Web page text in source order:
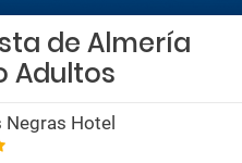
de Almería
Adultos
Negras Hotel